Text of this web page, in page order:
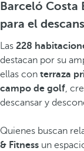
Barceló Costa
para el
Las 228
destacan por su
ellas con terraza
campo de golf ,
descansar y
Quienes buscan
& Fitness un